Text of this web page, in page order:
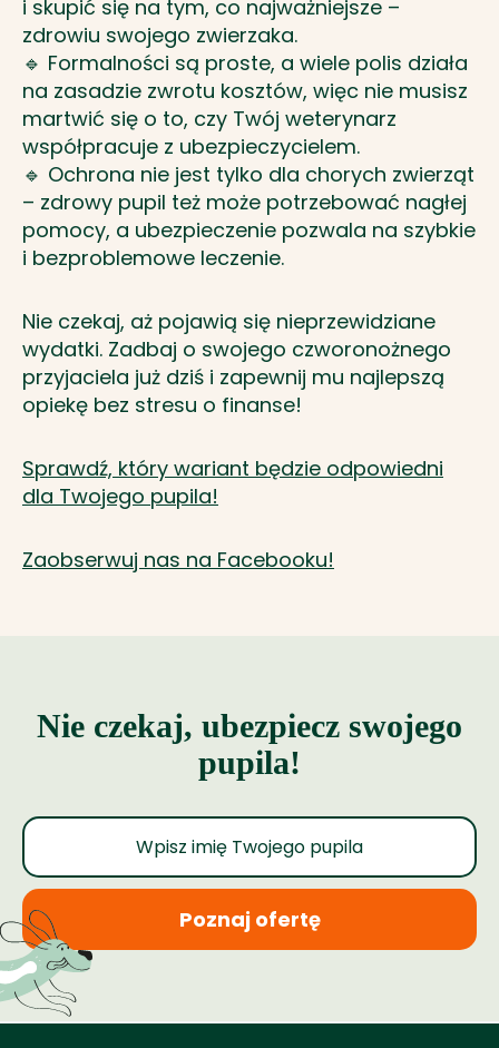
i skupić się na tym, co najważniejsze –
zdrowiu swojego zwierzaka.
🔹 Formalności są proste, a wiele polis działa
na zasadzie zwrotu kosztów, więc nie musisz
martwić się o to, czy Twój weterynarz
współpracuje z ubezpieczycielem.
🔹 Ochrona nie jest tylko dla chorych zwierząt
– zdrowy pupil też może potrzebować nagłej
pomocy, a ubezpieczenie pozwala na szybkie
i bezproblemowe leczenie.
Nie czekaj, aż pojawią się nieprzewidziane
wydatki. Zadbaj o swojego czworonożnego
przyjaciela już dziś i zapewnij mu najlepszą
opiekę bez stresu o finanse!
Sprawdź, który wariant będzie odpowiedni
dla Twojego pupila!
Zaobserwuj nas na Facebooku!
Nie czekaj, ubezpiecz swojego
pupila!
Poznaj ofertę